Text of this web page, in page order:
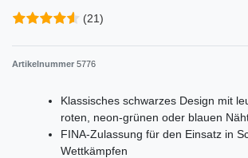
(21)
Artikelnummer 5776
Klassisches schwarzes Design mit
roten, neon-grünen oder blauen
FINA-Zulassung für den Einsatz in
Wettkämpfen